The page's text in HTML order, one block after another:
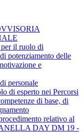
il ruolo di
potenziamento delle
e
personale
di esperto nei Percorsi
di base, di
relativo al
DAY DM 19 -